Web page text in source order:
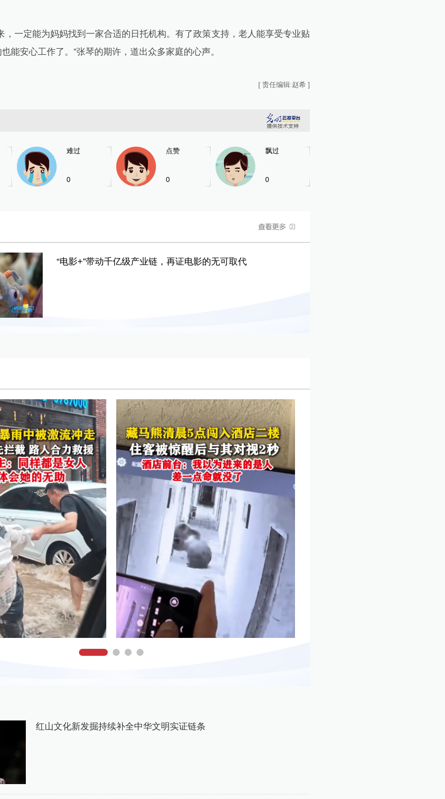
定能为妈妈找到一家合适的日托机构。有了政策支持，老人能享受专业贴
能安心工作了。”张琴的期许，道出众多家庭的心声。
[ 责任编辑:赵希 ]
难过
0
点赞
0
飘过
0
“电影+”带动千亿级产业链，再证电影的无可取代
红山文化新发掘持续补全中华文明实证链条